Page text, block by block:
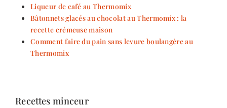
Liqueur de café au Thermomix
Bâtonnets glacés au chocolat au Thermomix : la
recette crémeuse maison
Comment faire du pain sans levure boulangère au
Thermomix
Recettes minceur